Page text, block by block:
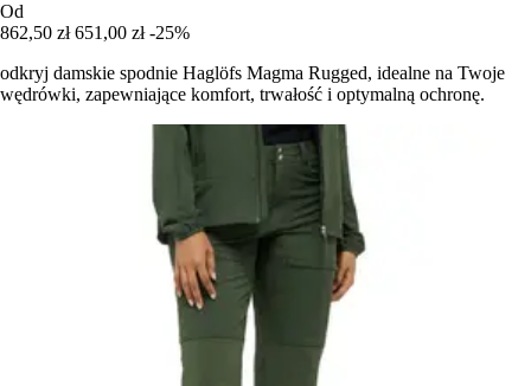
Od
862,50 zł 651,00 zł -25%
odkryj damskie spodnie Haglöfs Magma Rugged, idealne na Twoje
wędrówki, zapewniające komfort, trwałość i optymalną ochronę.